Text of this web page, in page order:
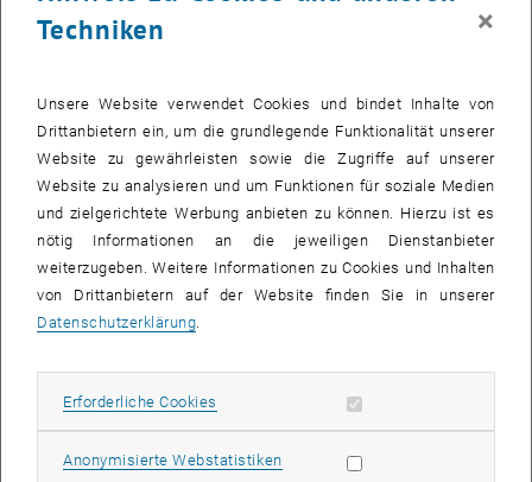
die österreichische Atomphysikerin Lise Meitner und die
österreichische Hollywood-Schauspielerin Hedy Lamarr, die das
Frequenzsprungverfahren entwickelt hat, das bis heute eine
wichtige Rolle im Mobilfunk spielt. So unterschiedlich sie in ihren
Lebensentscheidungen waren, so unvermutet weisen ihre
Biografien Parallelen auf. Ausschnitte aus ihrem Leben, Erfolge und
Hindernisse verflechten sich mit den Forschungsinhalten und der
Leidenschaft für ihr Tun. Unter der Regie von Sandra Schüddekopf
spielt Anita Zieher diese drei Frauen in der neuen Produktion des
FH St. Pölten. Gefördert durch: BMVIT, BMWFW, ZIT, BMBF, MA 7 –
Techniken
×
Unsere Website verwendet Cookies und bindet Inhalte von
Drittanbietern ein, um die grundlegende Funktionalität unserer
Website zu gewährleisten sowie die Zugriffe auf unserer
Website zu analysieren und um Funktionen für soziale Medien
und zielgerichtete Werbung anbieten zu können. Hierzu ist es
nötig Informationen an die jeweiligen Dienstanbieter
weiterzugeben. Weitere Informationen zu Cookies und Inhalten
von Drittanbietern auf der Website finden Sie in unserer
Datenschutzerklärung.
Erforderliche Cookies Erforderliche Cookies zulassen
Anonymisierte WebstatistikenStatistik Cookies zulassen